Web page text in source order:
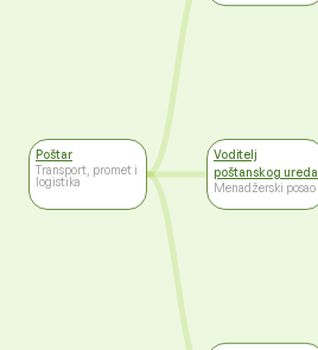
Poštar
Transport, promet i
logistika
Voditelj
poštanskog ureda
Menadžerski posao